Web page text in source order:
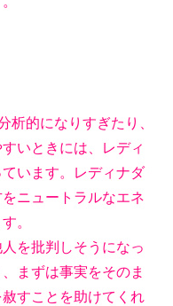
析的になりすぎたり、
いときには、レディ
います。 レディナダ
ニュートラルなエネ
。
を批判しそうになっ
まずは事実をそのま
すことを助けてくれ